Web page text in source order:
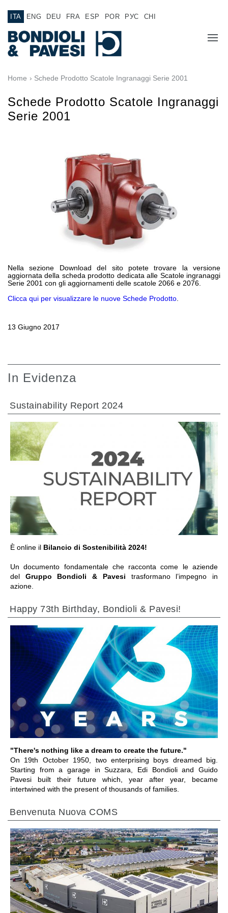
ITA ENG DEU FRA ESP POR РУС CHI
PRODOTTI
APPLICAZIONI
LAVORA CON NOI
DOCUMENTAZIONE
Trasmissione di potenza
Scatole ingranaggi Standard
Scatole ingranaggi prodotte per Bondioli & Pavesi
Scatole ingranaggi ad assi paralleli
Scatole ingranaggi Speciali
Scatole Pump Drive
Frizioni multidisco a comando idraulico
Pompe e motori ad ingranaggi
Pompe e motori a pistoni assiali
Motori a pistoni radiali
Motori Orbitali prodotti per Bondioli & Pavesi
Sistemi di accoppiamento
Circuiti idraulici Integrati
Servocomandi
Scambio termico
Sistemi Fan Drive
Scambiatori di calore
Home › Schede Prodotto Scatole Ingranaggi Serie 2001
Schede Prodotto Scatole Ingranaggi
Serie 2001
Nella sezione Download del sito potete trovare la versione
aggiornata della scheda prodotto dedicata alle Scatole ingranaggi
Serie 2001 con gli aggiornamenti delle scatole 2066 e 2076.
Clicca qui per visualizzare le nuove Schede Prodotto.
13 Giugno 2017
In Evidenza
Sustainability Report 2024
È online il Bilancio di Sostenibilità 2024!
Un documento fondamentale che racconta come le aziende
del Gruppo Bondioli & Pavesi trasformano l’impegno in
azione.
VAI ALLA SEZIONE
Happy 73th Birthday, Bondioli & Pavesi!
"There's nothing like a dream to create the future."
On 19th October 1950, two enterprising boys dreamed big.
Starting from a garage in Suzzara, Edi Bondioli and Guido
Pavesi built their future which, year after year, became
intertwined with the present of thousands of families.
VAI ALLA SEZIONE
Benvenuta Nuova COMS
VAI ALLA SEZIONE